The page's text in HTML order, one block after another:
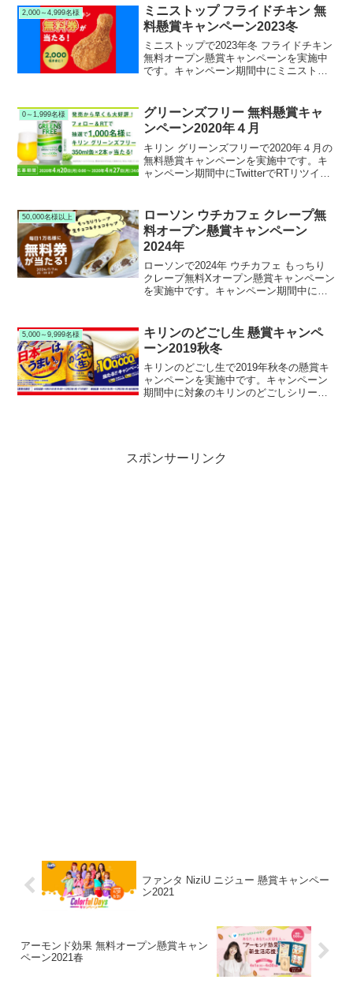
2,000～4,999名様
ミニストップ フライドチキン 無
料懸賞キャンペーン2023冬
ミニストップで2023年冬 フライドチキン
無料オープン懸賞キャンペーンを実施中
です。キャンペーン期間中にミニストッ
ストップ 極旨フライドチキン無料引き換
えクーポンが当たります。
0～1,999名様
グリーンズフリー 無料懸賞キャ
ンペーン2020年４月
キリン グリーンズフリーで2020年４月の
無料懸賞キャンペーンを実施中です。キ
ャンペーン期間中にTwitterでRTリツイー
当たります。
50,000名様以上
ローソン ウチカフェ クレープ無
料オープン懸賞キャンペーン
2024年
ローソンで2024年 ウチカフェ もっちり
クレープ無料Xオープン懸賞キャンペーン
を実施中です。キャンペーン期間中にロ
名様にローソン ウチカフェ もっちりクレ
ープが当たります。
5,000～9,999名様
キリンのどごし生 懸賞キャンペ
ーン2019秋冬
キリンのどごし生で2019年秋冬の懸賞キ
ャンペーンを実施中です。キャンペーン
期間中に対象のキリンのどごしシリーズ
スポンサーリンク
ファンタ NiziU ニジュー 懸賞キャンペー
ン2021
アーモンド効果 無料オープン懸賞キャン
ペーン2021春